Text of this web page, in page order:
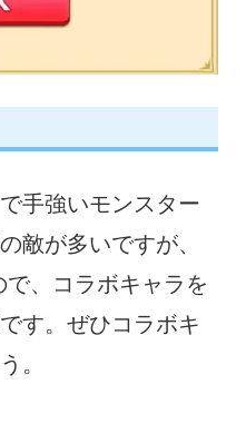
手強いモンスター
敵が多いですが、
、コラボキャラを
す。ぜひコラボキ
。